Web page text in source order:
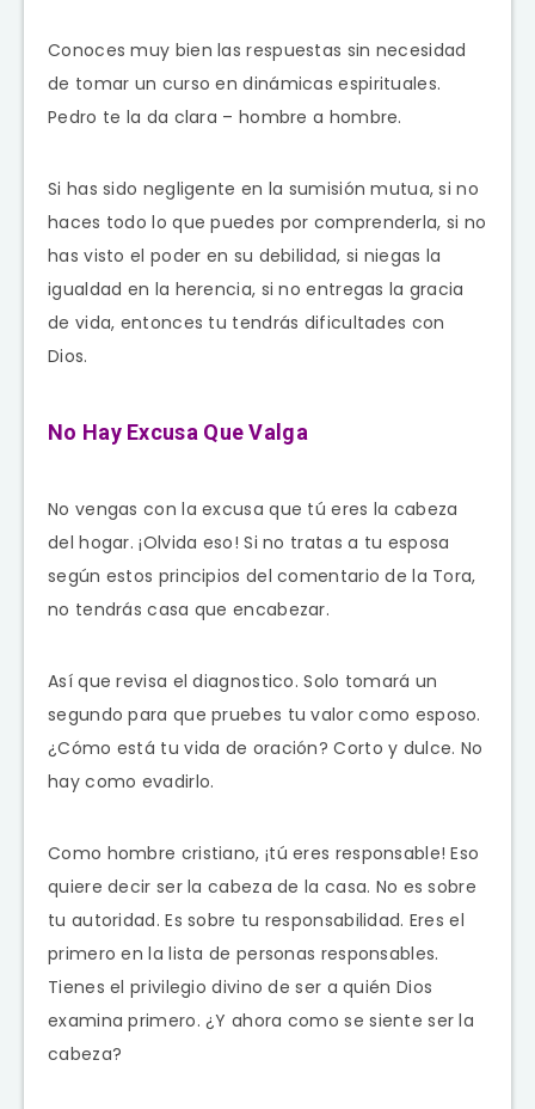
Conoces muy bien las respuestas sin necesidad
de tomar un curso en dinámicas espirituales.
Pedro te la da clara – hombre a hombre.
Si has sido negligente en la sumisión mutua, si no
haces todo lo que puedes por comprenderla, si no
has visto el poder en su debilidad, si niegas la
igualdad en la herencia, si no entregas la gracia
de vida, entonces tu tendrás dificultades con
Dios.
No Hay Excusa Que Valga
No vengas con la excusa que tú eres la cabeza
del hogar. ¡Olvida eso! Si no tratas a tu esposa
según estos principios del comentario de la Tora,
no tendrás casa que encabezar.
Así que revisa el diagnostico. Solo tomará un
segundo para que pruebes tu valor como esposo.
¿Cómo está tu vida de oración? Corto y dulce. No
hay como evadirlo.
Como hombre cristiano, ¡tú eres responsable! Eso
quiere decir ser la cabeza de la casa. No es sobre
tu autoridad. Es sobre tu responsabilidad. Eres el
primero en la lista de personas responsables.
Tienes el privilegio divino de ser a quién Dios
examina primero. ¿Y ahora como se siente ser la
cabeza?